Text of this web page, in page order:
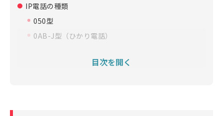
IP電話の種類
050型
0AB-J型（ひかり電話）
050から始まる電話番号の料金
目次を開く